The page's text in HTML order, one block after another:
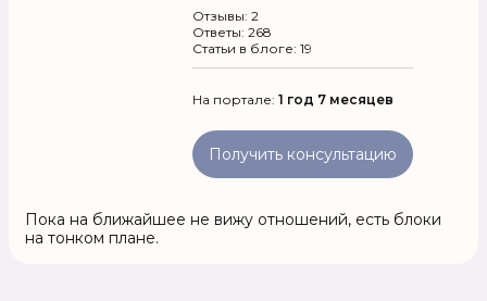
Отзывы: 2
Ответы: 268
Статьи в блоге: 19
На портале: 1 год 7 месяцев
Получить консультацию
Пока на ближайшее не вижу отношений, есть блоки
на тонком плане.